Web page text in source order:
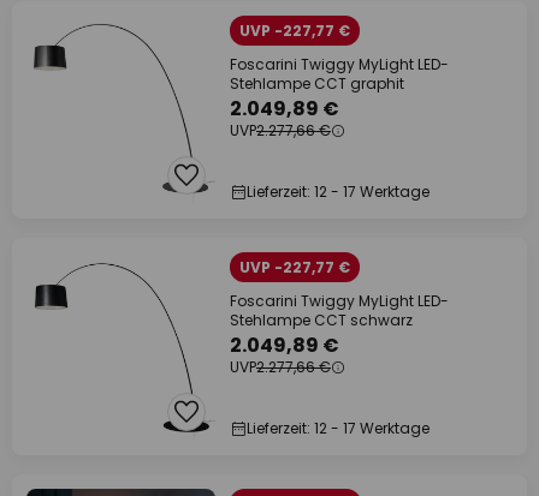
UVP -227,77 €
Foscarini Twiggy MyLight LED-
Stehlampe CCT graphit
2.049,89 €
UVP2.277,66 €
Lieferzeit: 12 - 17 Werktage
UVP -227,77 €
Foscarini Twiggy MyLight LED-
Stehlampe CCT schwarz
2.049,89 €
UVP2.277,66 €
Lieferzeit: 12 - 17 Werktage